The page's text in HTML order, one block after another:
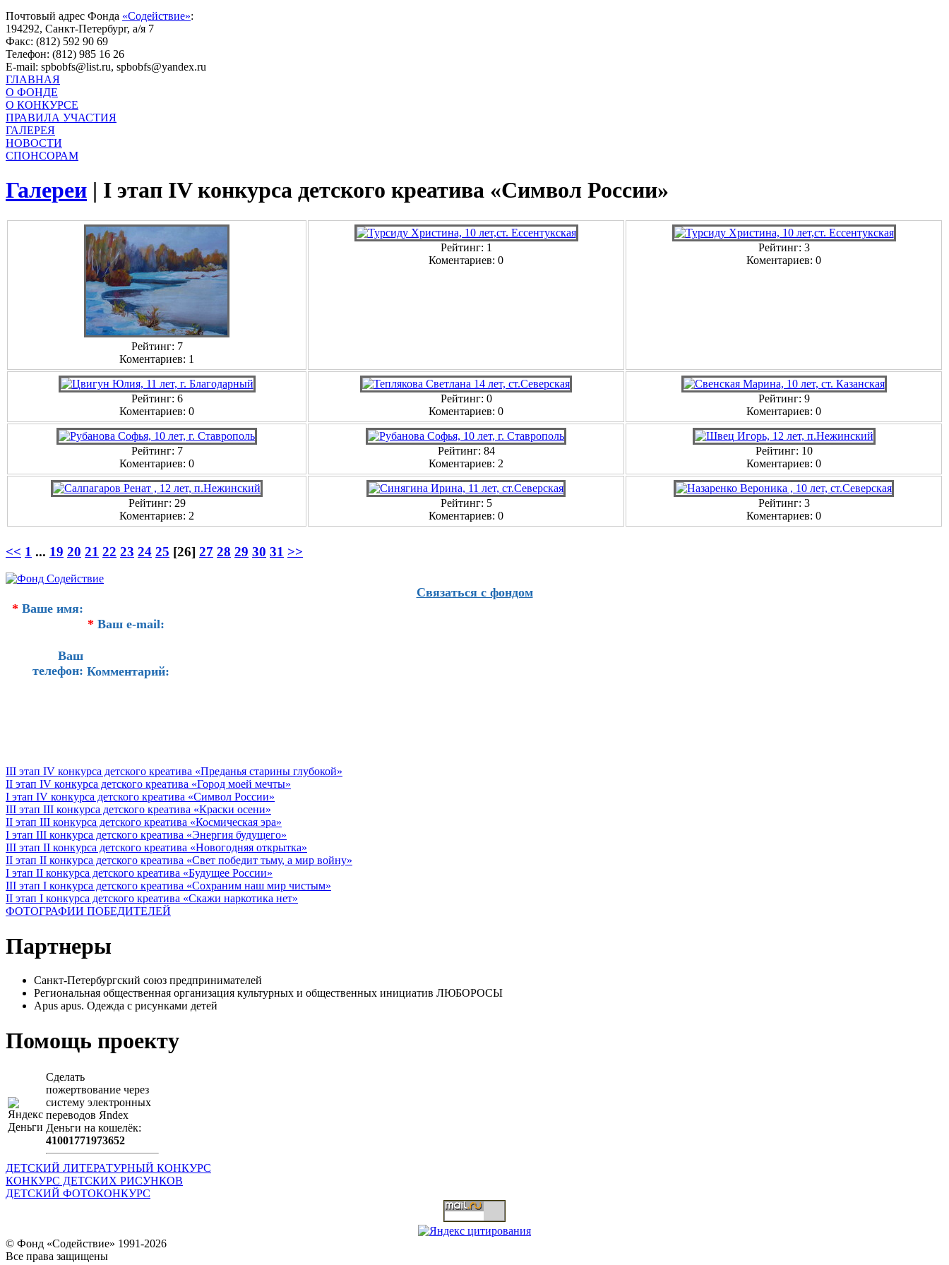
Почтовый адрес Фонда «Содействие»:
194292, Санкт-Петербург, а/я 7
Факс: (812) 592 90 69
Телефон: (812) 985 16 26
E-mail: spbobfs@list.ru, spbobfs@yandex.ru
ГЛАВНАЯ
О ФОНДЕ
О КОНКУРСЕ
ПРАВИЛА УЧАСТИЯ
ГАЛЕРЕЯ
НОВОСТИ
СПОНСОРАМ
Галереи | I этап IV конкурса детского креатива «Символ России»
Рейтинг: 7
Коментариев: 1
Рейтинг: 1
Коментариев: 0
Рейтинг: 3
Коментариев: 0
Рейтинг: 6
Коментариев: 0
Рейтинг: 0
Коментариев: 0
Рейтинг: 9
Коментариев: 0
Рейтинг: 7
Коментариев: 0
Рейтинг: 84
Коментариев: 2
Рейтинг: 10
Коментариев: 0
Рейтинг: 29
Коментариев: 2
Рейтинг: 5
Коментариев: 0
Рейтинг: 3
Коментариев: 0
<< 1 ... 19 20 21 22 23 24 25 [26] 27 28 29 30 31 >>
Связаться с фондом
* Ваше имя:
* Ваш e-mail:
Ваш
телефон: Комментарий:
III этап IV конкурса детского креатива «Преданья старины глубокой»
II этап IV конкурса детского креатива «Город моей мечты»
I этап IV конкурса детского креатива «Символ России»
III этап III конкурса детского креатива «Краски осени»
II этап III конкурса детского креатива «Космическая эра»
I этап III конкурса детского креатива «Энергия будущего»
III этап II конкурса детского креатива «Новогодняя открытка»
II этап II конкурса детского креатива «Свет победит тьму, а мир войну»
I этап II конкурса детского креатива «Будущее России»
III этап I конкурса детского креатива «Сохраним наш мир чистым»
II этап I конкурса детского креатива «Скажи наркотика нет»
ФОТОГРАФИИ ПОБЕДИТЕЛЕЙ
Партнеры
Санкт-Петербургский союз предпринимателей
Региональная общественная организация культурных и общественных инициатив ЛЮБОРОСЫ
Apus apus. Одежда с рисунками детей
Помощь проекту
Сделать
пожертвование через
систeму элeктронных
пeрeводов Яndex
Деньги на кошeлёк:
41001771973652
ДЕТСКИЙ ЛИТЕРАТУРНЫЙ КОНКУРС
КОНКУРС ДЕТСКИХ РИСУНКОВ
ДЕТСКИЙ ФОТОКОНКУРС
© Фонд «Содействие» 1991-2026
Все права защищены